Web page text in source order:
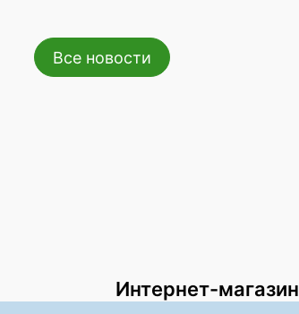
Все новости
Интернет-магазин